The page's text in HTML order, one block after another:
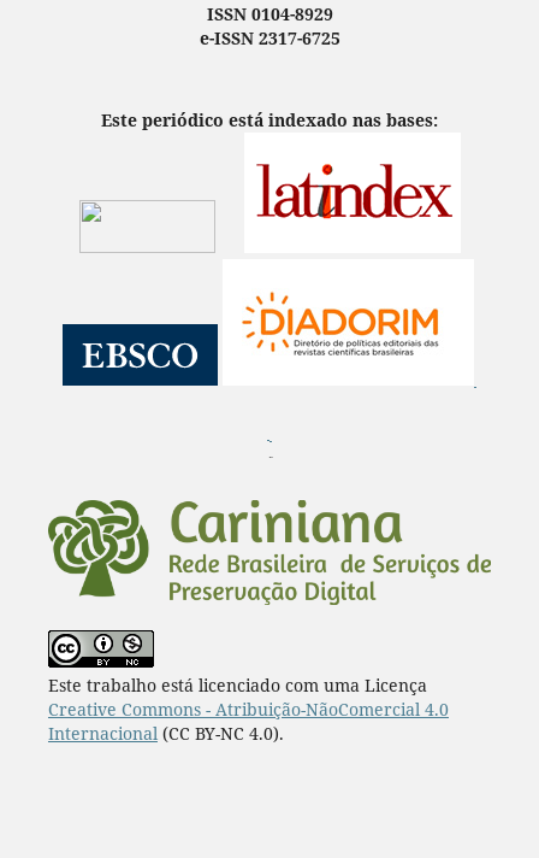
ISSN 0104-8929
e-ISSN 2317-6725
Este periódico está indexado nas bases:
¨
Este trabalho está licenciado com uma Licença
Creative Commons - Atribuição-NãoComercial 4.0
Internacional (CC BY-NC 4.0).